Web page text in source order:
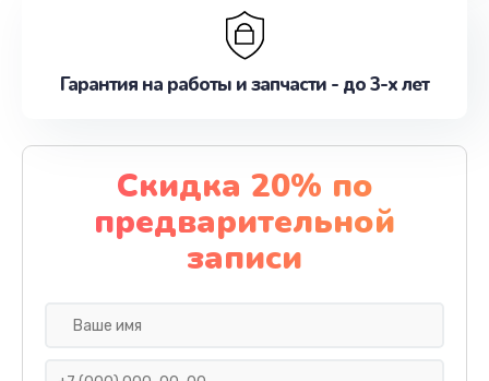
Гарантия на работы и запчасти - до 3-х лет
Скидка 20% по
предварительной
записи